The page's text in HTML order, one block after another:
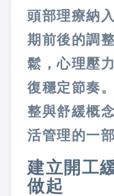
頭部理療納
期前後的調
鬆，心理壓
復穩定節奏
整與舒緩概
活管理的一
建立開工
做起